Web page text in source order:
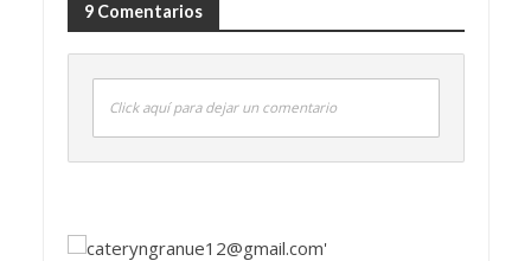
9 Comentarios
Click aquí para dejar un comentario